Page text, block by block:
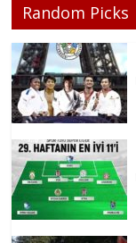
Random Picks